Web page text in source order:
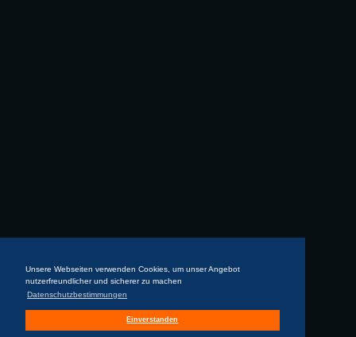
Unsere Webseiten verwenden Cookies, um unser Angebot
nutzerfreundlicher und sicherer zu machen
Datenschutzbestimmungen
Einverstanden